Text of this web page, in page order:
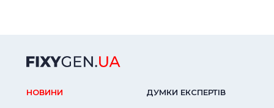
НОВИНИ ДУМКИ ЕКСПЕРТIВ